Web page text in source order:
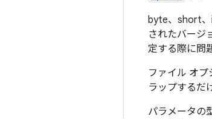
byte、short、
されたバージ
定する際に問
ファイル オ
ラップするだ
パラメータの